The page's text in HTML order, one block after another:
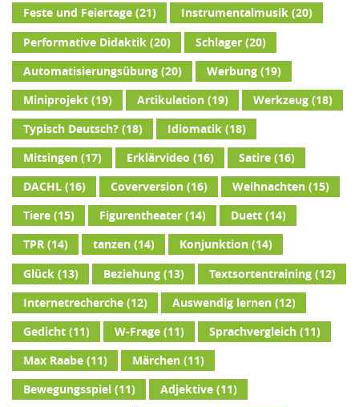
Feste und Feiertage(21) Instrumentalmusik(20)
Performative Didaktik(20) Schlager(20)
Automatisierungsübung(20) Werbung(19)
Miniprojekt(19) Artikulation(19) Werkzeug(18)
Typisch Deutsch?(18) Idiomatik(18)
Mitsingen(17) Erklärvideo (16) Satire(16)
DACHL(16) Coverversion(16) Weihnachten(15)
Tiere(15) Figurentheater(14) Duett(14)
TPR(14) tanzen(14) Konjunktion(14)
Glück(13) Beziehung(13) Textsortentraining(12)
Internetrecherche(12) Auswendig lernen(12)
Gedicht(11) W-Frage(11) Sprachvergleich(11)
Max Raabe(11) Märchen(11)
Bewegungsspiel(11) Adjektive(11)